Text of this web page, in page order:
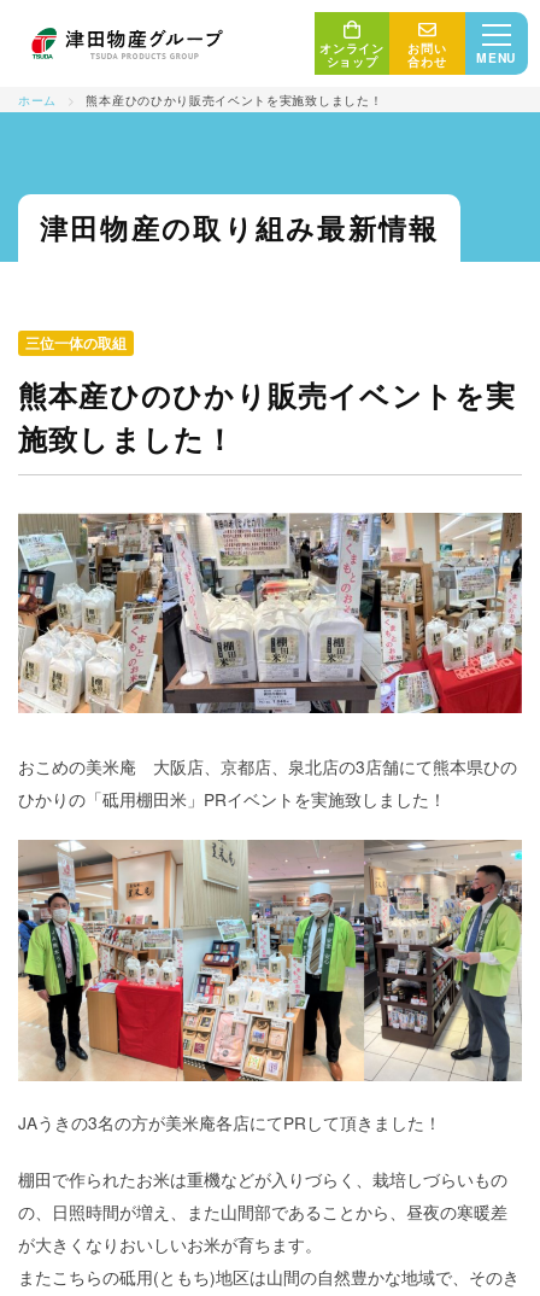
産地・生産者
販売者・消費者
会社概要
サステナビリティ
ブログ
プライバシーポリシー
オンライン
ショップ
お問い
合わせ MENU
ホーム > 熊本産ひのひかり販売イベントを実施致しました！
津田物産の取り組み最新情報
三位一体の取組
熊本産ひのひかり販売イベントを実
施致しました！
おこめの美米庵 大阪店、京都店、泉北店の3店舗にて熊本県ひの
ひかりの「砥用棚田米」PRイベントを実施致しました！
JAうきの3名の方が美米庵各店にてPRして頂きました！
棚田で作られたお米は重機などが入りづらく、栽培しづらいもの
の、日照時間が増え、また山間部であることから、昼夜の寒暖差
が大きくなりおいしいお米が育ちます。
またこちらの砥用(ともち)地区は山間の自然豊かな地域で、そのき